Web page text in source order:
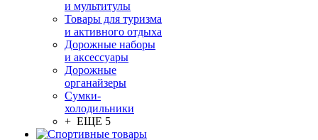
и мультитулы
Товары для туризма
и активного отдыха
Дорожные наборы
и аксессуары
Дорожные
органайзеры
Сумки-
холодильники
+ ЕЩЕ 5